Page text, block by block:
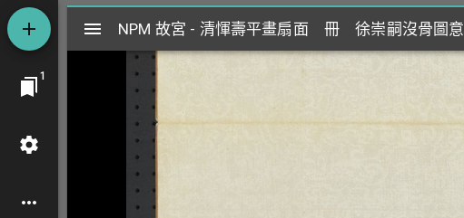
1
Mirador
閱
NPM 故宮 - 清惲壽平畫扇面 冊 徐崇嗣沒骨圖意
NPM 故宮 - 清惲壽平畫扇面 冊 徐崇嗣沒骨圖意